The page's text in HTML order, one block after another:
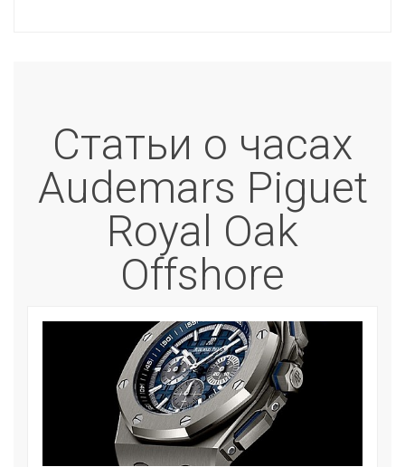
Статьи о часах
Audemars Piguet
Royal Oak
Offshore